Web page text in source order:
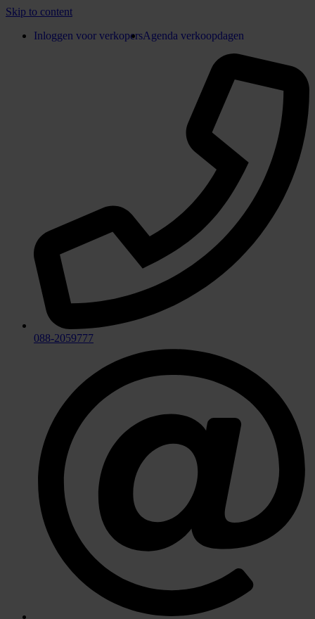
Skip to content
Inloggen voor verkopersAgenda verkoopdagen
088-2059777